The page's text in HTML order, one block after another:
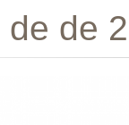
de de